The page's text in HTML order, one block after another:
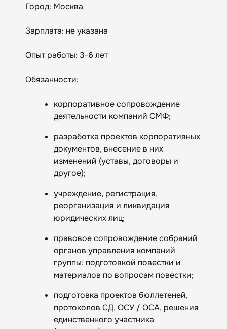
Город: Москва
Зарплата: не указана
Опыт работы: 3-6 лет
Обязанности:
корпоративное сопровождение
деятельности компаний СМФ;
разработка проектов корпоративных
документов, внесение в них
изменений (уставы, договоры и
другое);
учреждение, регистрация,
реорганизация и ликвидация
юридических лиц;
правовое сопровождение собраний
органов управления компаний
группы: подготовкой повестки и
материалов по вопросам повестки;
подготовка проектов бюллетеней,
протоколов СД, ОСУ / ОСА, решения
единственного участника